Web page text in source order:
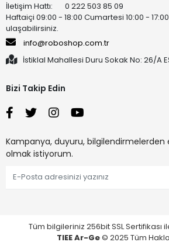
İletişim Hattı: 0 222 503 85 09
Haftaiçi 09:00 - 18:00 Cumartesi 10:00 -
ulaşabilirsiniz.
info@roboshop.com.tr
İstiklal Mahallesi Duru Sokak No: 26/A
Bizi Takip Edin
Kampanya, duyuru,
olmak istiyorum.
Tüm bilgileriniz 256bit SSL Sertifikası
TIEE Ar-Ge© 2025 Tüm